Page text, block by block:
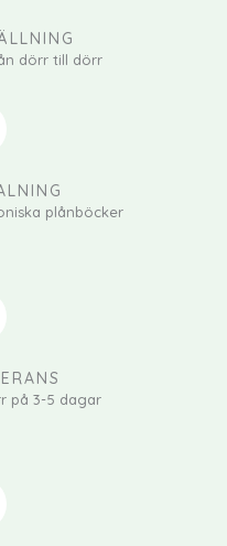
dörr till dörr
plånböcker
på 3-5 dagar